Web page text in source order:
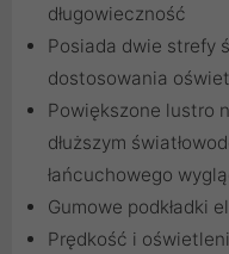
długowieczność
Posiada dwie strefy
dostosowania
Powiększone lustro
dłuższym
łańcuchowego
Gumowe podkładki
Prędkość i